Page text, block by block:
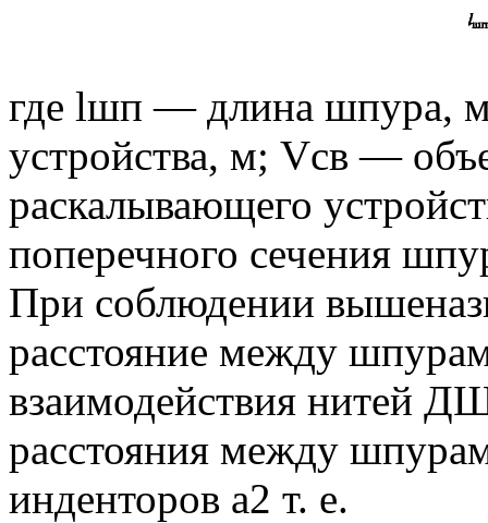
где lшп — длина шпура,
устройства, м; Vсв —
раскалывающего
поперечного сечения
При соблюдении
расстояние между
взаимодействия нитей
расстояния между
инденторов а2 т. е.